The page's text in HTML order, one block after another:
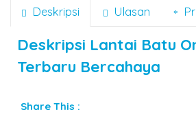
Deskripsi Ulasan
Deskripsi Lantai Batu
Terbaru Bercahaya
Share This :